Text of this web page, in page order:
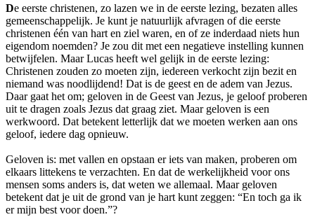
De eerste christenen, zo lazen we in de eerste lezing, bezaten alles
gemeenschappelijk. Je kunt je natuurlijk afvragen of die eerste
christenen één van hart en ziel waren, en of ze inderdaad niets hun
eigendom noemden? Je zou dit met een negatieve instelling kunnen
betwijfelen. Maar Lucas heeft wel gelijk in de eerste lezing:
Christenen zouden zo moeten zijn, iedereen verkocht zijn bezit en
niemand was noodlijdend! Dat is de geest en de adem van Jezus.
Daar gaat het om; geloven in de Geest van Jezus, je geloof proberen
uit te dragen zoals Jezus dat graag ziet. Maar geloven is een
werkwoord. Dat betekent letterlijk dat we moeten werken aan ons
geloof, iedere dag opnieuw.
Geloven is: met vallen en opstaan er iets van maken, proberen om
elkaars littekens te verzachten. En dat de werkelijkheid voor ons
mensen soms anders is, dat weten we allemaal. Maar geloven
betekent dat je uit de grond van je hart kunt zeggen: “En toch ga ik
er mijn best voor doen.”?